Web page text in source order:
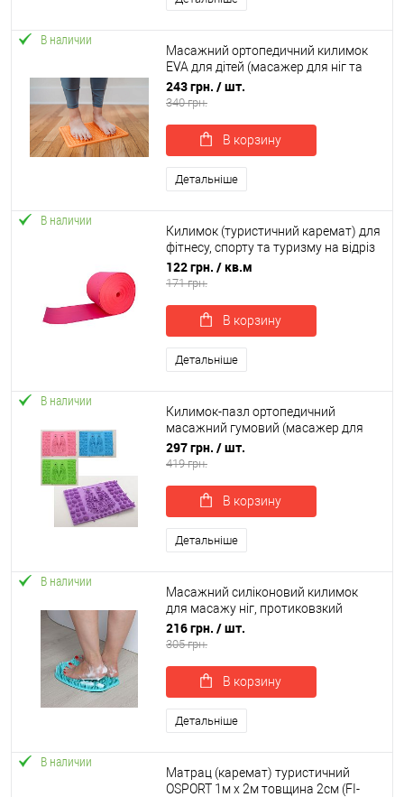
В наличии
Масажний ортопедичний килимок
EVA для дітей (масажер для ніг та
стоп) 35x27см OSPORT (MS 4207)
243 грн. / шт.
340 грн.
В корзину
Детальніше
В наличии
Килимок (туристичний каремат) для
фітнесу, спорту та туризму на відріз
одношаровий OSPORT Lite 5мм (OF-
0223)
122 грн. / кв.м
171 грн.
В корзину
Детальніше
В наличии
Килимок-пазл ортопедичний
масажний гумовий (масажер для
ніг та стоп) OSPORT (MS 2305)
297 грн. / шт.
419 грн.
В корзину
Детальніше
В наличии
Масажний силіконовий килимок
для масажу ніг, протиковзкий
килимок-скрабер для ванної
OSPORT (MS 4204)
216 грн. / шт.
305 грн.
В корзину
Детальніше
В наличии
Матрац (каремат) туристичний
OSPORT 1м х 2м товщина 2см (FI-